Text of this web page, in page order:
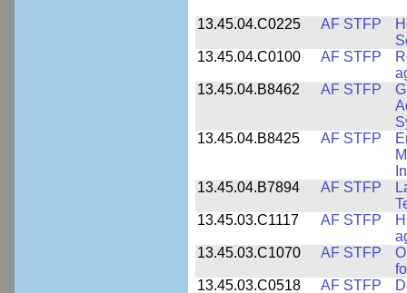
13.45.04.C0225 AF STFP
13.45.04.C0100
AF STFP
13.45.04.B8462
AF STFP
13.45.04.B8425
AF STFP
13.45.04.B7894
AF STFP
13.45.03.C1117
AF STFP
13.45.03.C1070
AF STFP
13.45.03.C0518
AF STFP